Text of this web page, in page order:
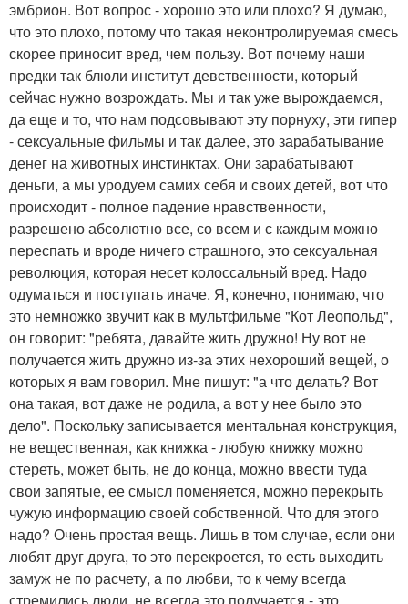
эмбрион. Вот вопрос - хорошо это или плохо? Я думаю,
что это плохо, потому что такая неконтролируемая смесь
скорее приносит вред, чем пользу. Вот почему наши
предки так блюли институт девственности, который
сейчас нужно возрождать. Мы и так уже вырождаемся,
да еще и то, что нам подсовывают эту порнуху, эти гипер
- сексуальные фильмы и так далее, это зарабатывание
денег на животных инстинктах. Они зарабатывают
деньги, а мы уродуем самих себя и своих детей, вот что
происходит - полное падение нравственности,
разрешено абсолютно все, со всем и с каждым можно
переспать и вроде ничего страшного, это сексуальная
революция, которая несет колоссальный вред. Надо
одуматься и поступать иначе. Я, конечно, понимаю, что
это немножко звучит как в мультфильме "Кот Леопольд",
он говорит: "ребята, давайте жить дружно! Ну вот не
получается жить дружно из-за этих нехороший вещей, о
которых я вам говорил. Мне пишут: "а что делать? Вот
она такая, вот даже не родила, а вот у нее было это
дело". Поскольку записывается ментальная конструкция,
не вещественная, как книжка - любую книжку можно
стереть, может быть, не до конца, можно ввести туда
свои запятые, ее смысл поменяется, можно перекрыть
чужую информацию своей собственной. Что для этого
надо? Очень простая вещь. Лишь в том случае, если они
любят друг друга, то это перекроется, то есть выходить
замуж не по расчету, а по любви, то к чему всегда